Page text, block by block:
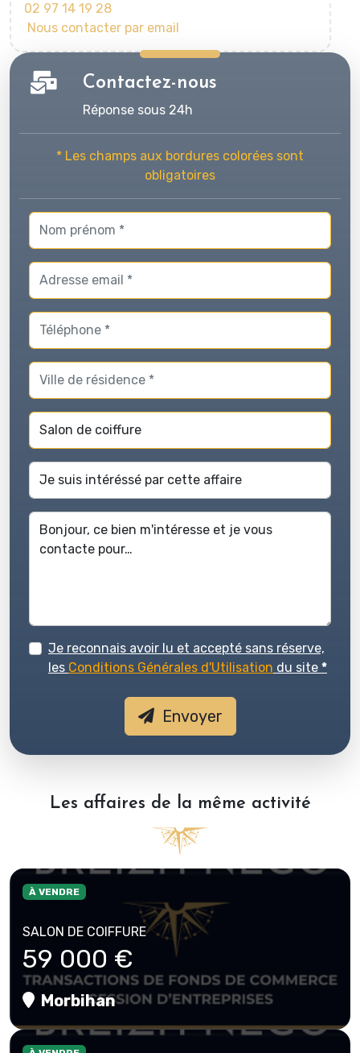
02 97 14 19 28
Nous contacter par email
Contactez-nous
Réponse sous 24h
* Les champs aux bordures colorées sont
obligatoires
Je reconnais avoir lu et accepté sans réserve,
les Conditions Générales d'Utilisation du site *
Envoyer
Les affaires de la même activité
À VENDRE
SALON DE COIFFURE
59 000 €
Morbihan